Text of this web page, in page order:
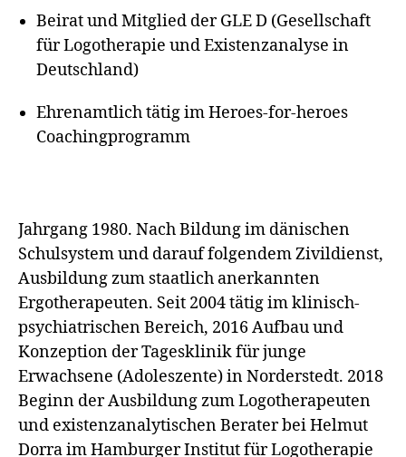
Beirat und Mitglied der GLE D (Gesellschaft
für Logotherapie und Existenzanalyse in
Deutschland)
Ehrenamtlich tätig im Heroes-for-heroes
Coachingprogramm
Jahrgang 1980. Nach Bildung im dänischen
Schulsystem und darauf folgendem Zivildienst,
Ausbildung zum staatlich anerkannten
Ergotherapeuten. Seit 2004 tätig im klinisch-
psychiatrischen Bereich, 2016 Aufbau und
Konzeption der Tagesklinik für junge
Erwachsene (Adoleszente) in Norderstedt. 2018
Beginn der Ausbildung zum Logotherapeuten
und existenzanalytischen Berater bei Helmut
Dorra im Hamburger Institut für Logotherapie